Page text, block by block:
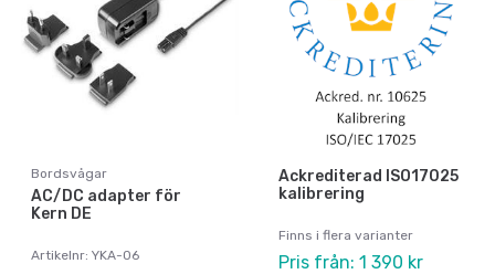
Bordsvågar
AC/DC adapter för
Kern DE
Artikelnr: YKA-06
Ackrediterad ISO17025
kalibrering
Finns i flera varianter
Pris från: 1 390 kr